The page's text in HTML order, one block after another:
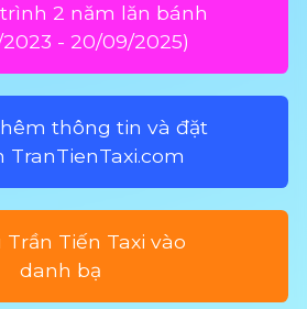
2 năm lăn bánh
- 20/09/2025)
thông tin và đặt
TranTienTaxi.com
Trần Tiến Taxi vào
danh bạ